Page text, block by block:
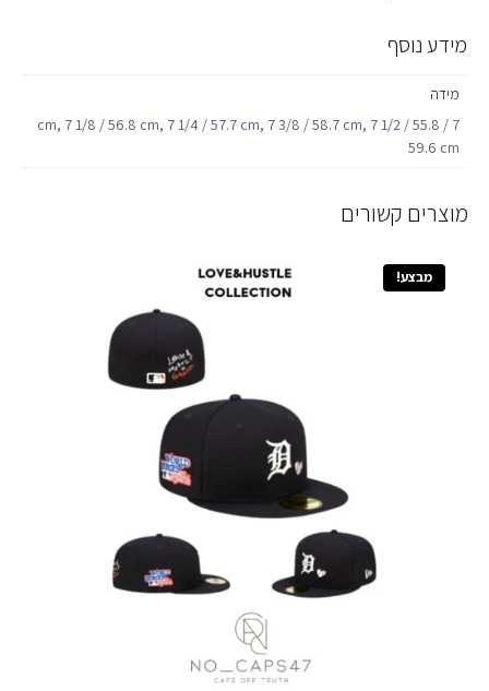
מידע נוסף
מידה
7 / 55.8 cm, 7 1/8 / 56.8 cm, 7 1/4 / 57.7 cm, 7 3/8 / 58.7 cm, 7 1/2 /
59.6 cm
מוצרים קשורים
מבצע!